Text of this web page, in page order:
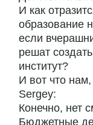
И как
образование
если
решат
институт?
И вот что нам,
Sergey:
Конечно, нет
Бюджетные